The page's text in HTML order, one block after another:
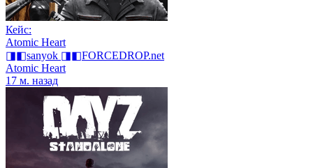
Кейс:
Atomic Heart
◨◧sanyok ◨◧FORCEDROP.net
Atomic Heart
17 м. назад